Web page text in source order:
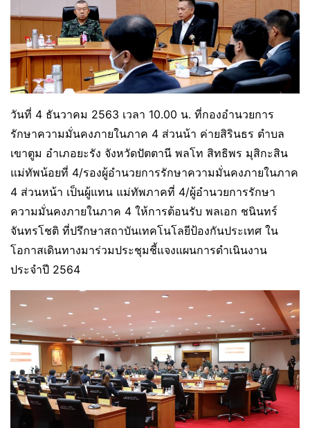
วันที่ 4 ธันวาคม 2563 เวลา 10.00 น. ที่กองอำนวยการ
รักษาความมั่นคงภายในภาค 4 ส่วนน้า ค่ายสิรินธร ตำบล
เขาตูม อำเภอยะรัง จังหวัดปัตตานี พลโท สิทธิพร มุสิกะสิน
แม่ทัพน้อยที่ 4/รองผู้อำนวยการรักษาความมั่นคงภายในภาค
4 ส่วนหน้า เป็นผู้แทน แม่ทัพภาคที่ 4/ผู้อำนวยการรักษา
ความมั่นคงภายในภาค 4 ให้การต้อนรับ พลเอก ชนินทร์
จันทรโชติ ที่ปรึกษาสถาบันเทคโนโลยีป้องกันประเทศ ใน
โอกาสเดินทางมาร่วมประชุมชี้แจงแผนการดำเนินงาน
ประจำปี 2564